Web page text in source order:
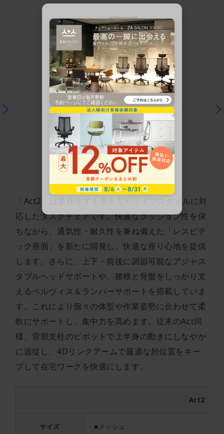
「Act2」は多様化する働き方やライフスタイルに対
応したタスクチェアです。快適なクッション性を保
ちながら、通気性・耐久性を兼ね備えた「レスピテ
ック座面」を新たに開発し、快適な座り心地を提供
します。さらに、上下・前後に調節可能なアジャス
タブルヘッドサポートや、腰椎と骨盤をしっかり支
えるペルヴィス＆ランバーサポートを搭載していま
す。これにより個々の体型や作業姿勢に合わせて柔
軟にサポートし、集中力を高めます。従来のAct同
様、背部支柱のピボットで上半身の動きにしなやか
に追従し、4Dリンクアームで最適な肘位置をキー
プして在宅ワークを快適にします。
Act2（ア
サイズ
■メッシュ